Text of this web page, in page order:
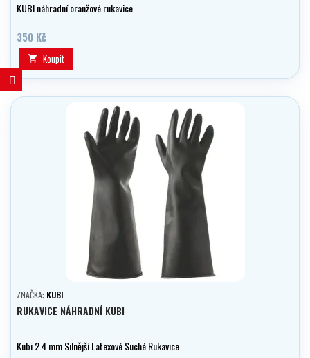
KUBI náhradní oranžové rukavice
350 Kč
 Koupit
ZNAČKA: KUBI
RUKAVICE NÁHRADNÍ KUBI
Kubi 2.4 mm Silnější Latexové Suché Rukavice